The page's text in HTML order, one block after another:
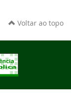
Voltar ao topo